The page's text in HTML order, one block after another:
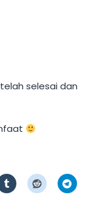
selesai dan